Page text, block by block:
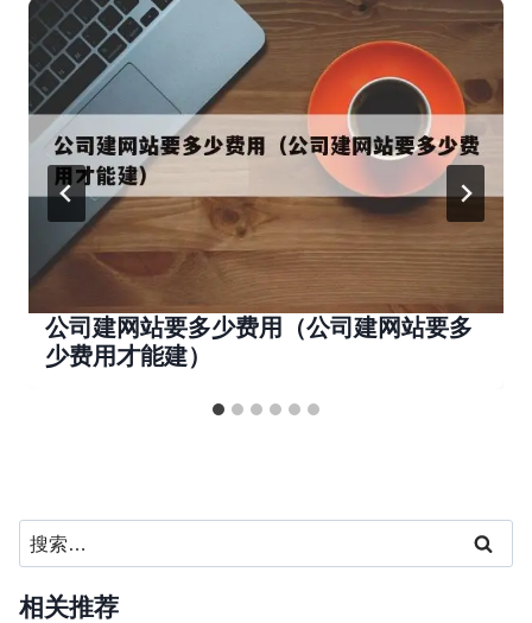
公司建网站要多少费用（公司建网站要多
少费用才能建）
搜
索：
相关推荐